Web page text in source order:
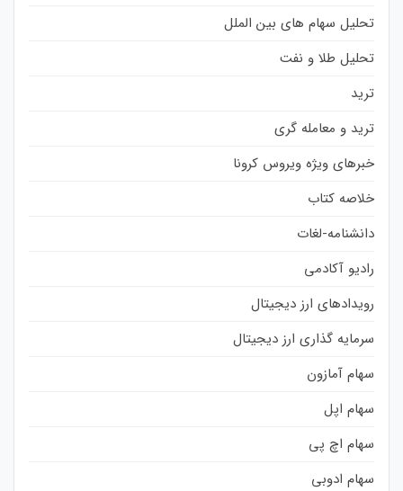
تحلیل سهام های بین الملل
تحلیل طلا و نفت
ترید
ترید و معامله گری
خبرهای ویژه ویروس کرونا
خلاصه کتاب
دانشنامه-لغات
رادیو آکادمی
رویدادهای ارز دیجیتال
سرمایه گذاری ارز دیجیتال
سهام آمازون
سهام اپل
سهام اچ پی
سهام ادوبی